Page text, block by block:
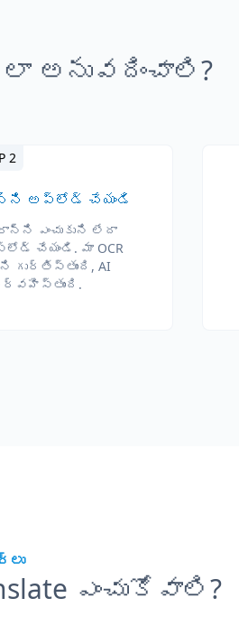
2
అప్‌లోడ్ చేయండి
ఎంచుకుని లేదా
చేయండి. మా OCR
AI
ఎంచుకోవాలి?